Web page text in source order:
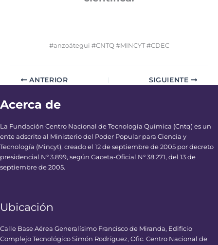
#anzoátegui #CNTQ #MINCYT #CDEC
ANTERIOR SIGUIENTE
Acerca de
La Fundación Centro Nacional de Tecnología Química (Cntq) es un
ente adscrito al Ministerio del Poder Popular para Ciencia y
Tecnología (Mincyt), creado el 12 de septiembre de 2005 por decreto
presidencial N° 3.899, según Gaceta-Oficial N° 38.271, del 13 de
septiembre de 2005.
Ubicación
Calle Base Aérea Generalísimo Francisco de Miranda, Edificio
Complejo Tecnológico Simón Rodríguez, Ofic. Centro Nacional de